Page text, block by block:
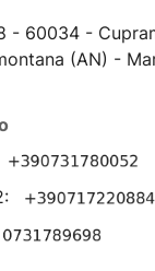
- 60034 -
(AN) -